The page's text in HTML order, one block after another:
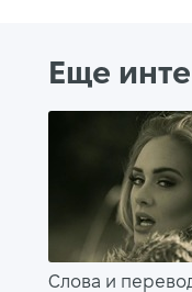
Еще
Слова и